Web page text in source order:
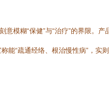
意模糊“保健”与“治疗”的界限。
能“疏通经络、根治慢性病”，